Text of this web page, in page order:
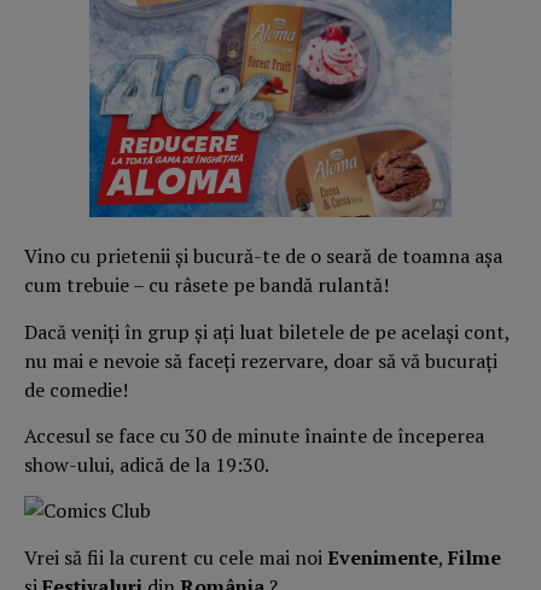
Vino cu prietenii și bucură-te de o seară de toamna așa
cum trebuie – cu râsete pe bandă rulantă!
Dacă veniți în grup și ați luat biletele de pe același cont,
nu mai e nevoie să faceți rezervare, doar să vă bucurați
de comedie!
Accesul se face cu 30 de minute înainte de începerea
show-ului, adică de la 19:30.
Vrei să fii la curent cu cele mai noiEvenimente, Filme